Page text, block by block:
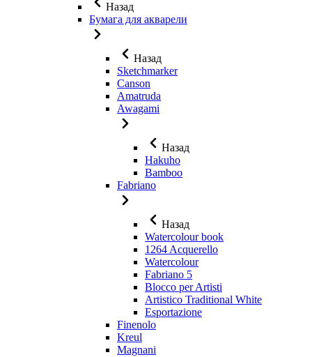
Назад
Бумага для акварели
Назад
Sketchmarker
Canson
Amatruda
Awagami
Назад
Hakuho
Bamboo
Fabriano
Назад
Watercolour book
1264 Acquerello
Watercolour
Fabriano 5
Blocco per Artisti
Artistico Traditional White
Esportazione
Finenolo
Kreul
Magnani